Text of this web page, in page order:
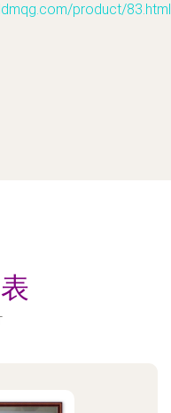
product/83.html